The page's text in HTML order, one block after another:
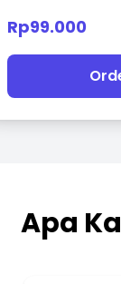
Rp99.000
Apa